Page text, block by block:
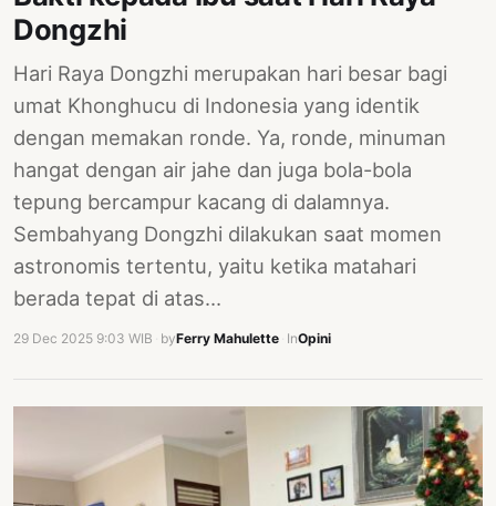
Dongzhi
Hari Raya Dongzhi merupakan hari besar bagi
umat Khonghucu di Indonesia yang identik
dengan memakan ronde. Ya, ronde, minuman
hangat dengan air jahe dan juga bola-bola
tepung bercampur kacang di dalamnya.
Sembahyang Dongzhi dilakukan saat momen
astronomis tertentu, yaitu ketika matahari
berada tepat di atas…
29 Dec 2025 9:03 WIB byFerry Mahulette InOpini